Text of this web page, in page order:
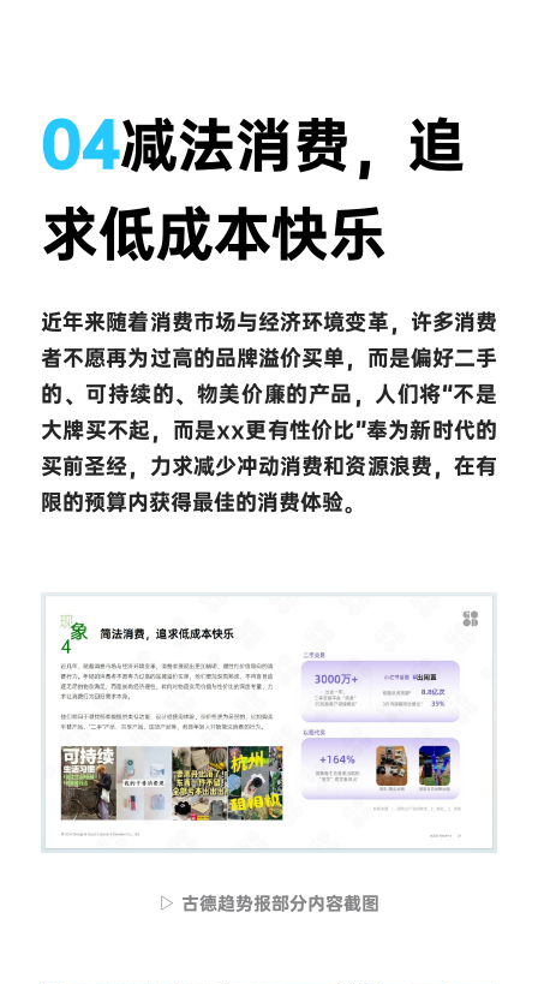
04减法消费，追
求低成本快乐
近年来随着消费市场与经济环境变革，许多消费
者不愿再为过高的品牌溢价买单，而是偏好二手
的、可持续的、物美价廉的产品，人们将“不是
大牌买不起，而是xx更有性价比”奉为新时代的
买前圣经，力求减少冲动消费和资源浪费，在有
限的预算内获得最佳的消费体验。
▷ 古德趋势报部分内容截图